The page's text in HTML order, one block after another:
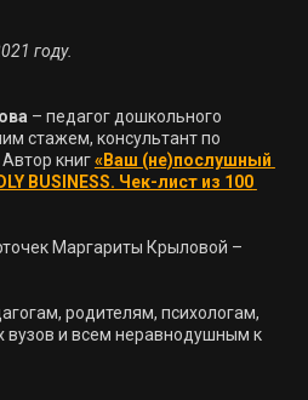
– педагог дошкольного
стажем, консультант по
книг «Ваш (не)послушный
BUSINESS. Чек-лист из 100
Маргариты Крыловой –
родителям, психологам,
вузов и всем неравнодушным к